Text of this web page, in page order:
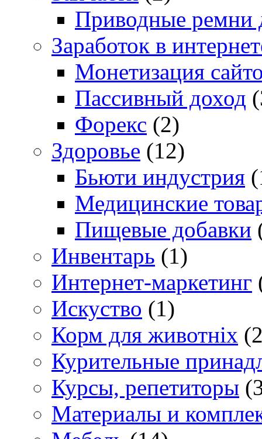
Приводные ремни
Заработок в
Монетизация
Пассивный доход
Форекс (2)
Здоровье (12)
Бьюти индустрия
Медицинские
Пищевые добавки
Инвентарь (1)
Интернет-маркетинг
Искуство (1)
Корм для животніх
Курительные
Курсы, репетиторы
Материалы и